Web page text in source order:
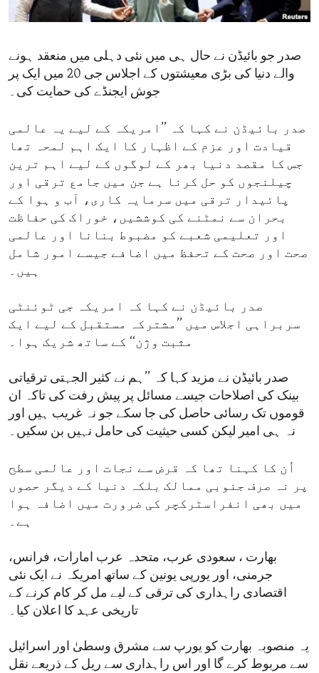
ENVIRONMENT AND HEALTH
صدر جو بائیڈن نے حال ہی میں نئی دہلی میں منعقد ہونے
والے دنیا کی بڑی معیشتوں کے اجلاس جی 20 میں ایک پر
جوش ایجنڈے کی حمایت کی۔
صدر بائیڈن نے کہا کہ ’’امریکہ کے لیے یہ عالمی
قیادت اور عزم کے اظہار کا ایک اہم لمحہ تھا
جس کا مقصد دنیا بھر کے لوگوں کے لیے اہم ترین
چیلنجوں کو حل کرنا ہے جن میں جامع ترقی اور
پائیدار ترقی میں سرمایہ کاری، آب و ہوا کے
بحران سے نمٹنے کی کوششیں، خوراک کی حفاظت
اور تعلیمی شعبے کو مضبوط بنانا اور عالمی
صحت اور صحت کے تحفظ میں اضافے جیسے امور شامل
ہیں۔
صدر بائیڈن نے کہا کہ امریکہ جی ٹوئنٹی
سربراہی اجلاس میں ’’مشترکہ مستقبل کے لیے ایک
مثبت وژن‘‘ کے ساتھ شریک ہوا۔
صدر بائیڈن نے مزید کہا کہ ’’ہم نے کثیر الجہتی ترقیاتی
بینک کی اصلاحات جیسے مسائل پر پیش رفت کی تاکہ ان
قوموں تک رسائی حاصل کی جا سکے جو نہ غریب ہیں اور
نہ ہی امیر لیکن کسی حیثیت کی حامل نہیں بن سکیں۔
اُن کا کہنا تھا کہ قرض سے نجات اور عالمی سطح
پر نہ صرف جنوبی ممالک بلکہ دنیا کے دیگر حصوں
میں بھی انفراسٹرکچر کی ضرورت میں اضافہ ہوا
ہے۔
بھارت ، سعودی عرب، متحدہ عرب امارات، فرانس،
جرمنی، اور یورپی یونین کے ساتھ امریکہ نے ایک نئی
اقتصادی راہداری کی ترقی کے لیے مل کر کام کرنے کے
تاریخی عہد کا اعلان کیا۔
یہ منصوبہ بھارت کو یورپ سے مشرق وسطیٰ اور اسرائیل
سے مربوط کرے گا اور اس راہداری سے ریل کے ذریعے نقل